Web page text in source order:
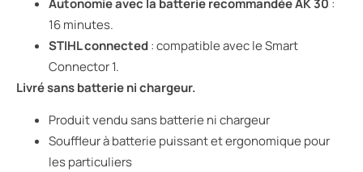
Autonomie avec la batterie recommandée AK 30 :
16 minutes.
STIHL connected: compatible avec le Smart
Connector 1.
Livré sans batterie ni chargeur.
Produit vendu sans batterie ni chargeur
Souffleur à batterie puissant et ergonomique pour
les particuliers